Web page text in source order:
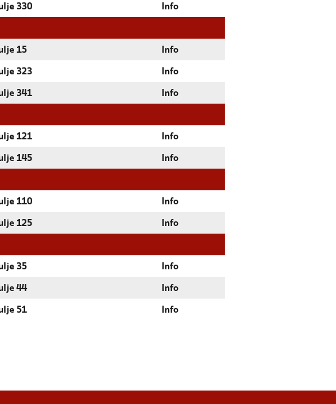
330 Info
15 Info
323 Info
341 Info
121 Info
145 Info
110 Info
125 Info
35 Info
44 Info
51 Info